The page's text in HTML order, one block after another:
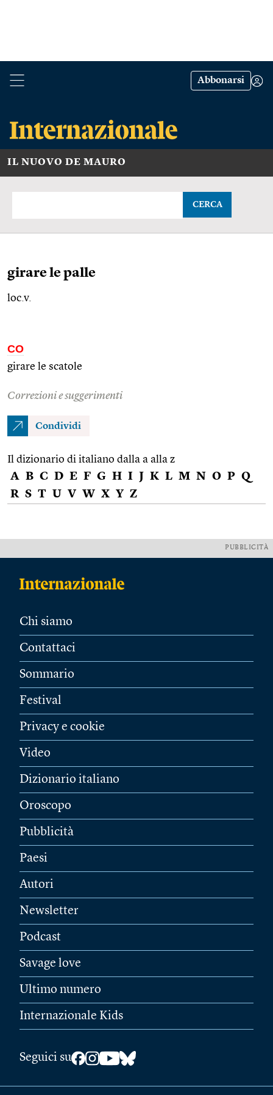
Abbonarsi
IL NUOVO DE MAURO
CERCA
girare le palle
loc.v.
CO
girare le scatole
Correzioni e suggerimenti
Condividi
Il dizionario di italiano dalla a alla z
A B C D E F G H I J K L M N O P Q
R S T U V W X Y Z
PUBBLICITÀ
Chi siamo
Contattaci
Sommario
Festival
Privacy e cookie
Video
Dizionario italiano
Oroscopo
Pubblicità
Paesi
Autori
Newsletter
Podcast
Savage love
Ultimo numero
Internazionale Kids
Seguici su